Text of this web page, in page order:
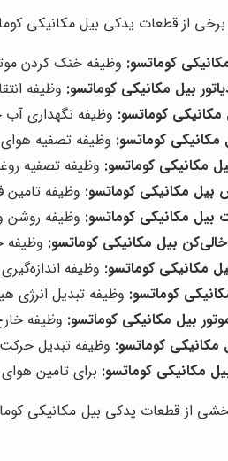
برخی از قطعات یدکی بیل مکانیکی
کوماتسو: وظیفه خنک کردن
بیل مکانیکی کوماتسو: وظیفه
کوماتسو: وظیفه نگهداری آب
مکانیکی کوماتسو: وظیفه تصفیه هوای
مکانیکی کوماتسو: وظیفه تصفیه
مکانیکی کوماتسو: وظیفه تامین
بیل مکانیکی کوماتسو: وظیفه روشن
بیل مکانیکی کوماتسو: وظیفه
مکانیکی کوماتسو: وظیفه
کوماتسو: وظیفه تبدیل انرژی
بیل مکانیکی کوماتسو: وظیفه
کوماتسو: وظیفه تبدیل
مکانیکی کوماتسو: برای تامین
از قطعات یدکی بیل مکانیکی